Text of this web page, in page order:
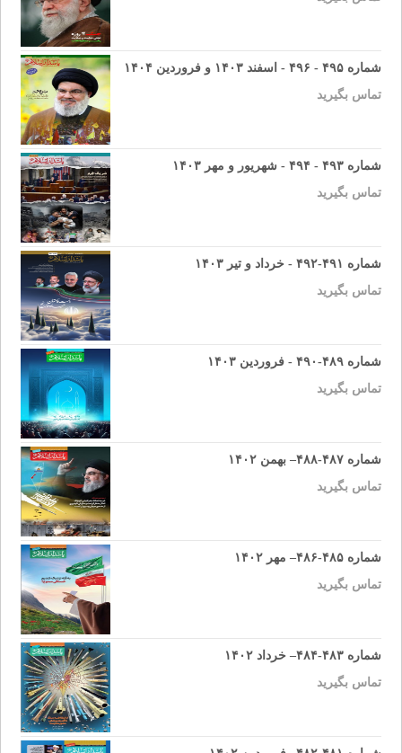
شماره ۴۹۵ - ۴۹۶ - اسفند ۱۴۰۳ و فروردین ۱۴۰۴
تماس بگیرید
شماره ۴۹۳ - ۴۹۴ - شهریور و مهر ۱۴۰۳
تماس بگیرید
شماره ۴۹۱-۴۹۲ - خرداد و تیر ۱۴۰۳
تماس بگیرید
شماره ۴۸۹-۴۹۰ - فروردین ۱۴۰۳
تماس بگیرید
شماره ۴۸۷-۴۸۸– بهمن ۱۴۰۲
تماس بگیرید
شماره ۴۸۵-۴۸۶– مهر ۱۴۰۲
تماس بگیرید
شماره ۴۸۳-۴۸۴– خرداد ۱۴۰۲
تماس بگیرید